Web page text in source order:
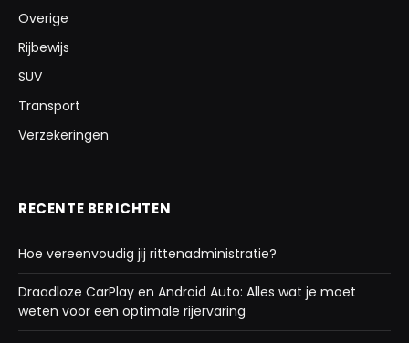
Overige
Rijbewijs
SUV
Transport
Verzekeringen
RECENTE BERICHTEN
Hoe vereenvoudig jij rittenadministratie?
Draadloze CarPlay en Android Auto: Alles wat je moet
weten voor een optimale rijervaring